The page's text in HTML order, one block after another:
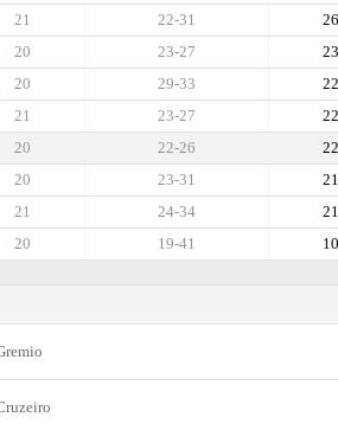
26
22-31
21
23
23-27
20
22
29-33
20
22
23-27
21
22
22-26
20
21
23-31
20
21
24-34
21
10
19-41
20